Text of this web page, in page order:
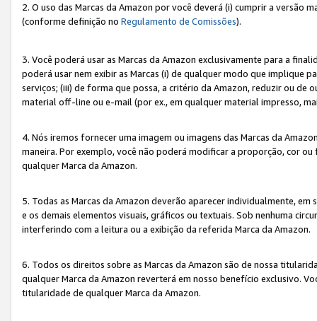
2. O uso das Marcas da Amazon por você deverá (i) cumprir a versão
(conforme definição no Regulamento de Comissões).
3. Você poderá usar as Marcas da Amazon exclusivamente para a
poderá usar nem exibir as Marcas (i) de qualquer modo que implique
serviços; (iii) de forma que possa, a critério da Amazon, reduzir ou de
material off-line ou e-mail (por ex., em qualquer material impresso,
4. Nós iremos fornecer uma imagem ou imagens das Marcas da
maneira. Por exemplo, você não poderá modificar a proporção, cor
qualquer Marca da Amazon.
5. Todas as Marcas da Amazon deverão aparecer individualmente,
e os demais elementos visuais, gráficos ou textuais. Sob nenhuma
interferindo com a leitura ou a exibição da referida Marca da Amazon.
6. Todos os direitos sobre as Marcas da Amazon são de nossa
qualquer Marca da Amazon reverterá em nosso benefício exclusivo.
titularidade de qualquer Marca da Amazon.